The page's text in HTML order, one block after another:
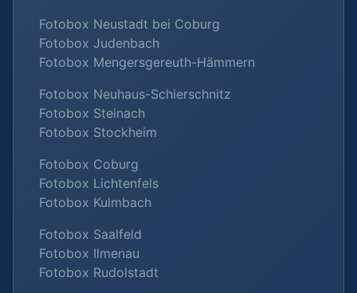
Fotobox Neustadt bei Coburg
Fotobox Judenbach
Fotobox Mengersgereuth-Hämmern
Fotobox Neuhaus-Schierschnitz
Fotobox Steinach
Fotobox Stockheim
Fotobox Coburg
Fotobox Lichtenfels
Fotobox Kulmbach
Fotobox Saalfeld
Fotobox Ilmenau
Fotobox Rudolstadt